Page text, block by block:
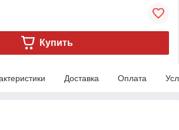
Купить
Доставка Оплата